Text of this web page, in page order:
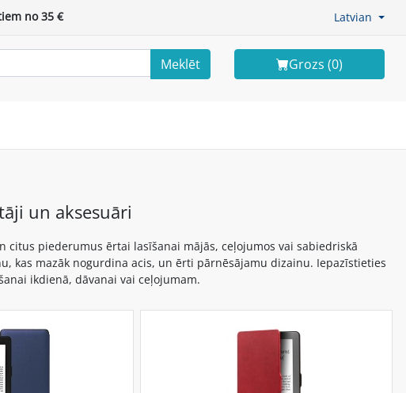
no 35 € Latvian
Meklēt Grozs (0)
un aksesuāri
piederumus ērtai lasīšanai mājās, ceļojumos vai sabiedriskā
kas mazāk nogurdina acis, un ērti pārnēsājamu dizainu. Iepazīstieties
ikdienā, dāvanai vai ceļojumam.